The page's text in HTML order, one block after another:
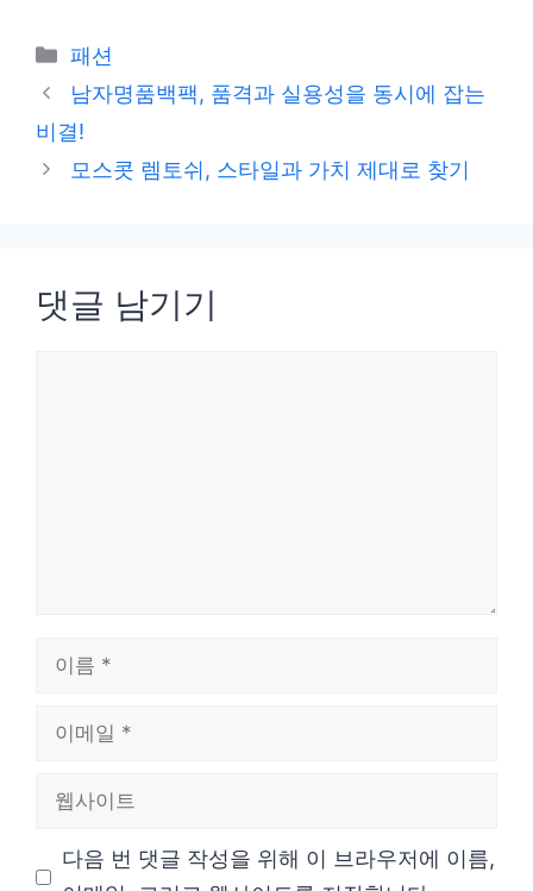
카
테
리
패션
남자명품백팩, 품격과 실용성을 동시에 잡는
비결!
모스콧 렘토쉬, 스타일과 가치 제대로 찾기
댓글 남기기
다음 번 댓글 작성을 위해 이 브라우저에 이름,